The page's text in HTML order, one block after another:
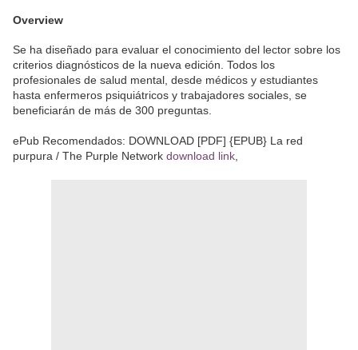
Overview
Se ha diseñado para evaluar el conocimiento del lector sobre los
criterios diagnósticos de la nueva edición. Todos los
profesionales de salud mental, desde médicos y estudiantes
hasta enfermeros psiquiátricos y trabajadores sociales, se
beneficiarán de más de 300 preguntas.
ePub Recomendados: DOWNLOAD [PDF] {EPUB} La red
purpura / The Purple Network download link,